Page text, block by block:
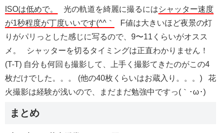
ISOは低めで。
光の軌道を綺麗に撮るにはシャッター速度
が1秒程度が丁度いいです(^^｀
F値は大きいほど夜景の灯
りがパリっとした感じに写るので、9〜11くらいがオスス
メ。 シャッターを切るタイミングは正直わかりません！
(T-T) 自分も何回も撮影して、上手く撮影てきたのがこの4
枚だけでした。。。 (他の40枚くらいはお蔵入り。。。) 花
火撮影は経験が浅いので、まだまだ勉強中ですっ(｀･ω･)
まとめ